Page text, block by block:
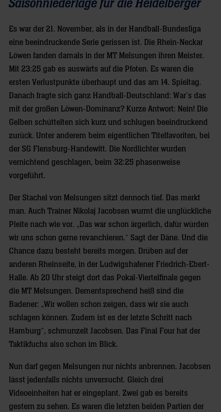
Saisonniederlage für die Heidelberger
Es war der 21. November, als in der Handball-Bundesliga
eine beeindruckende Serie gerissen ist. Die Rhein-Neckar
Löwen fanden damals in der MT Melsungen ihren Meister.
Mit 23:25 gab es auswärts auf die Pfoten. Es waren die
ersten Verlustpunkte überhaupt und das am 14. Spieltag.
Danach fragte sich ganz Handball-Deutschland: War’s das
mit der großen Löwen-Dominanz? Kurze Antwort: Nein! Die
Gelben schüttelten sich kurz und schlugen beeindruckend
zurück. Unter anderem beim eigentlichen Titelfavoriten, bei
der SG Flensburg-Handewitt. Die Nordlichter wurden
vernichtend geschlagen, beim 32:25 phasenweise
vorgeführt.
Der Stachel von Melsungen sitzt dennoch tief. Das merkt
man. Auch Trainer Nikolaj Jacobsen wurmt die unglückliche
Pleite nach wie vor. „Das war schon ärgerlich, dafür würden
wir uns schon gerne revanchieren.“ Sagt der Däne. Und die
Chance dazu besteht bereits morgen. Drüben auf der
anderen Rheinseite, in der Ludwigshafener Friedrich-Ebert-
Halle. Ab 20 Uhr steigt dort das Pokal-Viertelfinale gegen
die MT Melsungen. Dementsprechend heiß sind die
Badener: „Wir wollen schon zeigen, dass wir sie auch
schlagen können. Zudem ist es der letzte Schritt nach
Hamburg“, schmunzelt Jacobsen. Das Final Four hat der
Taktikfuchs also schon im Blick.
Nun darf gegen Melsungen nur nichts anbrennen. Jacobsen
lässt jedenfalls nichts unversucht. Gleich drei
Videoeinheiten hat er eingeplant. Zwei gab es bereits
gestern zu sehen. Es waren die letzten beiden Partien der